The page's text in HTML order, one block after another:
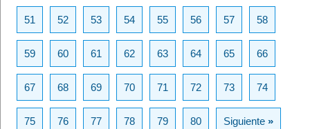
51 52 53 54 55 56 57 58
59 60 61 62 63 64 65 66
67 68 69 70 71 72 73 74
75 76 77 78 79 80 Siguiente»